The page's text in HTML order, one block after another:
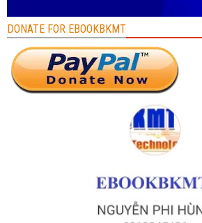
DONATE FOR EBOOKBKMT